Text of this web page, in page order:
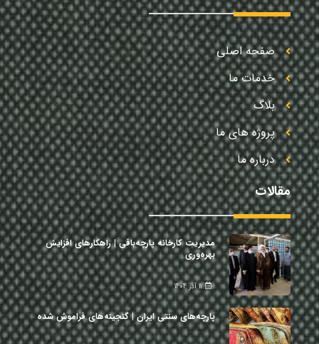
صفحه اصلی
خدمات ما
بلاگ
پروژه های ما
درباره ما
مقالات
مدیریت کارخانه پارچه‌بافی | راهکارهای افزایش
بهره‌وری
11 آذر 1404
پارچه‌های سنتی ایران | گنجینه‌های فراموش شده